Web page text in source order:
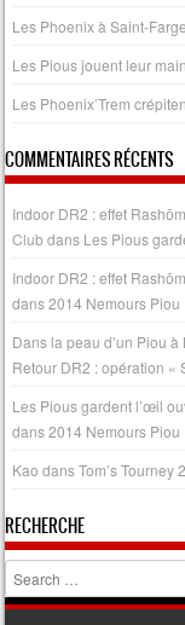
Les Phoenix à Saint-
Les Pious jouent leur
Les Phoenix’Trem
COMMENTAIRES RÉCENTS
Indoor DR2 : effet
Clubdans Les Pious
Indoor DR2 : effet
dans2014 Nemours Piou
Dans la peau d’un Piou
Retour DR2 : opération «
Les Pious gardent l’œil
dans2014 Nemours Piou
Kao dansTom’s Tourney
RECHERCHE
Search